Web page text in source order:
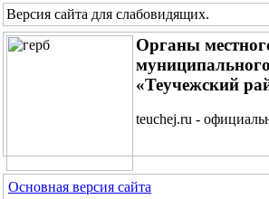
Версия сайта для слабовидящих.
Органы
«Теучежский
teuchej.ru -
Основная версия сайта